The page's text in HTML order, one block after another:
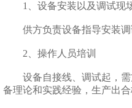
1、设备安装以及调试现
供方负责设备指导安装调
2、操作人员培训
设备自接线、调试起，需
备理论和实践经验，生产出合